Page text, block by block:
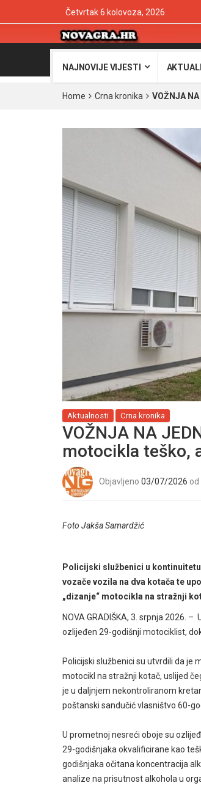
Četvrtak 6 kolovoza, 2026
NAJNOVIJE VIJESTI
Home Crna kronika VOŽNJA
Aktualnosti Crna kronika
VOŽNJA NA
motocikla teško,
Objavljeno 03/07/2026 od
Foto Jakša Samardžić
Policijski službenici u
vozače vozila na dva kotača te
„dizanje“ motocikla na stražnji
NOVA GRADIŠKA, 3. srpnja 2026.
ozlijeđen 29-godišnji motociklist,
Policijski službenici su utvrdili da
motocikl na stražnji kotač, uslijed
je u daljnjem nekontroliranom
poštanski sandučić vlasništvo 60-
U prometnoj nesreći oboje su
29-godišnjaka okvalificirane kao
godišnjaka očitana koncentracija
analize na prisutnost alkohola u